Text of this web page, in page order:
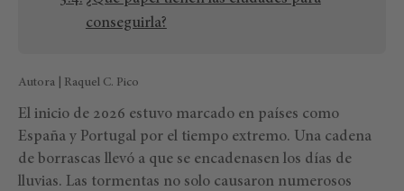
conseguirla?
Autora | Raquel C. Pico
El inicio de 2026 estuvo marcado en países como
España y Portugal por el tiempo extremo. Una cadena
de borrascas llevó a que se encadenasen los días de
lluvias. Las tormentas no solo causaron numerosos